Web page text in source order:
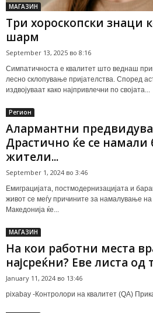
МАГАЗИН
Три хороскопски знаци
шарм
September 13, 2025 во 8:16
Симпатичноста е квалитет што веднаш
лесно склопување пријателства. Според
издвојуваат како најпривлечни по својата...
Регион
Алармантни
Драстично ќе се намали
жители...
September 1, 2024 во 3:46
Емиграцијата, постмодернизацијата и
живот се меѓу причините за намалување
Македонија ќе...
МАГАЗИН
На кои работни места
најсреќни? Еве листа од
January 11, 2024 во 13:46
pixabay -Контролори на квалитет (QA)